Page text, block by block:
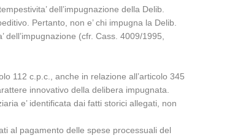
dell’impugnazione della Delib.
Pertanto, non e’ chi impugna la Delib.
dell’impugnazione (cfr. Cass. 4009/1995,
112 c.p.c., anche in relazione all’articolo 345
innovativo della delibera impugnata.
e’ identificata dai fatti storici allegati, non
al pagamento delle spese processuali del